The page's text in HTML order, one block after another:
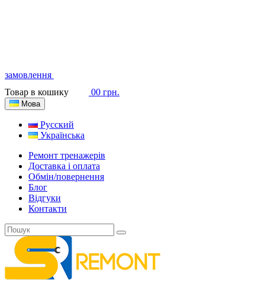
замовлення
Товар в кошику
00 грн.
Мова
Русский
Українська
Ремонт тренажерів
Доставка і оплата
Обмін/повернення
Блог
Відгуки
Контакти